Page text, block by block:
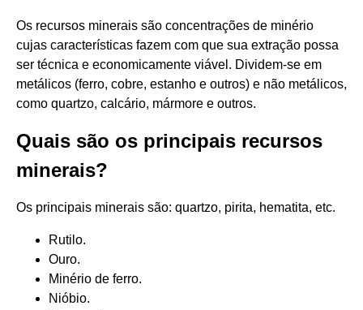
Os recursos minerais são concentrações de minério
cujas características fazem com que sua extração possa
ser técnica e economicamente viável. Dividem-se em
metálicos (ferro, cobre, estanho e outros) e não metálicos,
como quartzo, calcário, mármore e outros.
Quais são os principais recursos
minerais?
Os principais minerais são: quartzo, pirita, hematita, etc.
Rutilo.
Ouro.
Minério de ferro.
Nióbio.